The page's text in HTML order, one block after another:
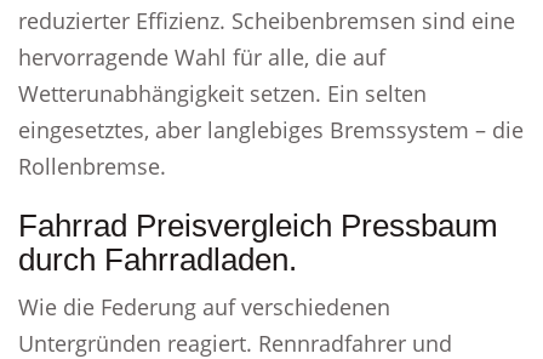
reduzierter Effizienz. Scheibenbremsen sind eine
hervorragende Wahl für alle, die auf
Wetterunabhängigkeit setzen. Ein selten
eingesetztes, aber langlebiges Bremssystem – die
Rollenbremse.
Fahrrad Preisvergleich Pressbaum
durch Fahrradladen.
Wie die Federung auf verschiedenen
Untergründen reagiert. Rennradfahrer und